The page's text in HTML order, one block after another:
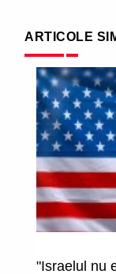
ARTICOLE
"Israelul nu